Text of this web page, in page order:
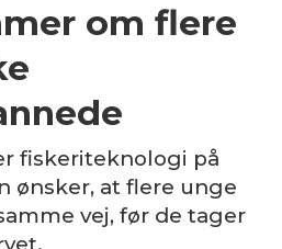
om flere
fiskeriteknologi på
ønsker, at flere unge
vej, før de tager